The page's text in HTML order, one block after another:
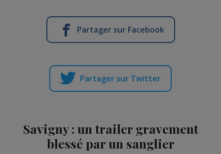
Partager sur Facebook
Partager sur Twitter
Savigny : un trailer gravement
blessé par un sanglier